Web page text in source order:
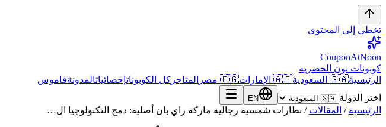
تخطى إلى المحتوى
CouponAtNoon
كوبونات نون الحصرية
الرئيسية🇸🇦 السعودية 🇦🇪 الإمارات 🇪🇬 مصر المتاجر كل الكوبوناتإحصائياتالمدونةقاموس
اختر الدولة
EN
الرئيسية / المقالات / نظارات شمسية رجالية ماركة راي بان أصلية: دمج التكنولوجيا ال…